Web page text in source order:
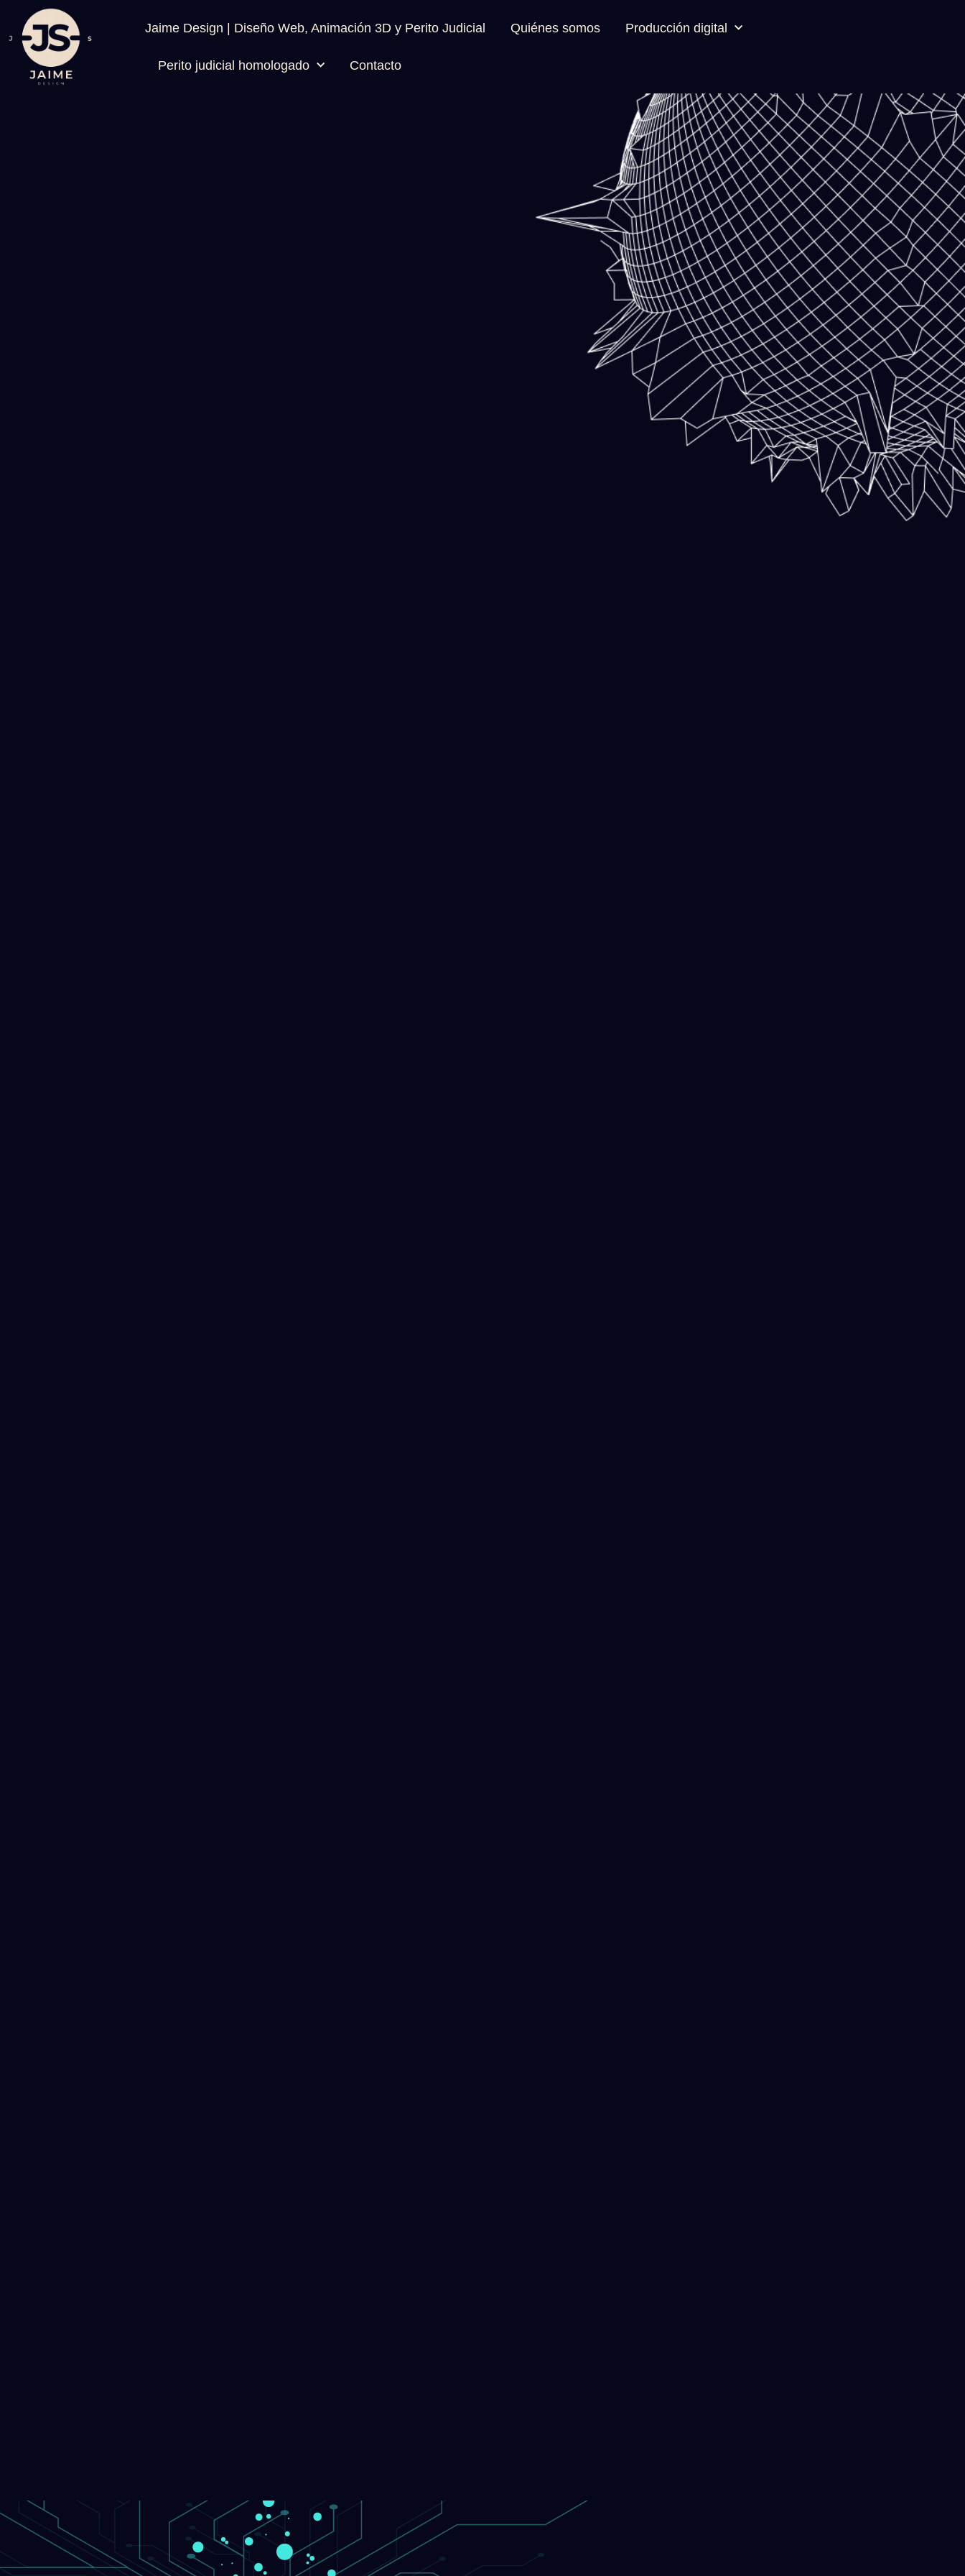
Jaime Design | Diseño Web, Animación 3D y Perito Judicial Quiénes somos Producción digital
Perito judicial homologado Contacto